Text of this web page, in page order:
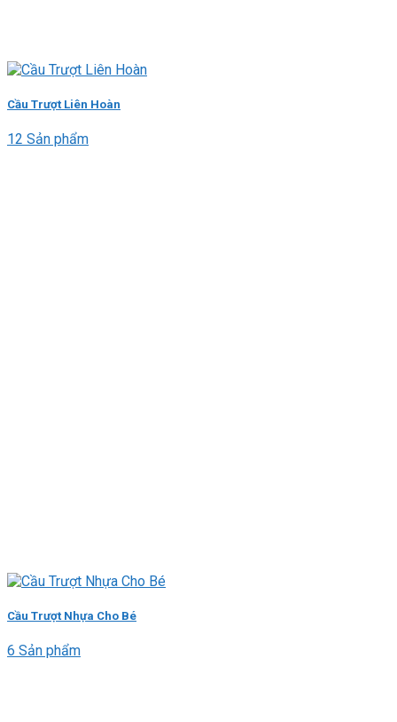
Cầu Trượt Liên Hoàn
12 Sản phẩm
Cầu Trượt Nhựa Cho Bé
6 Sản phẩm